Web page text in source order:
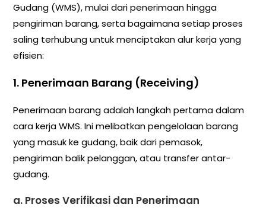
Gudang (WMS), mulai dari penerimaan hingga
pengiriman barang, serta bagaimana setiap proses
saling terhubung untuk menciptakan alur kerja yang
efisien:
1. Penerimaan Barang (Receiving)
Penerimaan barang adalah langkah pertama dalam
cara kerja WMS. Ini melibatkan pengelolaan barang
yang masuk ke gudang, baik dari pemasok,
pengiriman balik pelanggan, atau transfer antar-
gudang.
a. Proses Verifikasi dan Penerimaan